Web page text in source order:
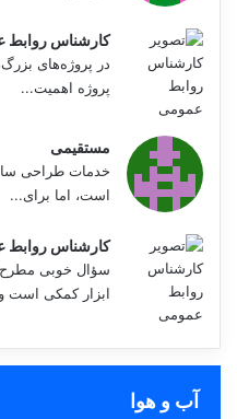
کارشناس روابط
در پروژه‌های
پروژه اهمیت...
مستقیمی
خدمات طراحی
است، اما برای...
کارشناس روابط
سؤال خوبی
ابزار کمکی است
آب و هوا